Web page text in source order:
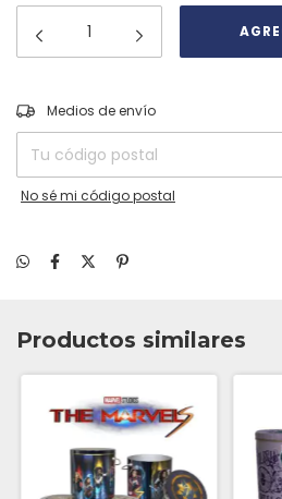
Entregas para el CP:
Medios de envío
No sé mi código postal
Productos similares